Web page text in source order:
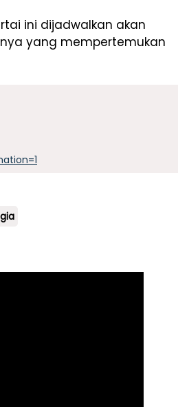
ini dijadwalkan akan
yang mempertemukan